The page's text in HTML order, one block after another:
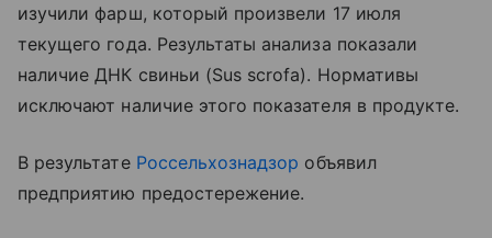
изучили фарш, который произвели 17 июля
текущего года. Результаты анализа показали
наличие ДНК свиньи (Sus scrofa). Нормативы
исключают наличие этого показателя в продукте.
В результате Россельхознадзор объявил
предприятию предостережение.